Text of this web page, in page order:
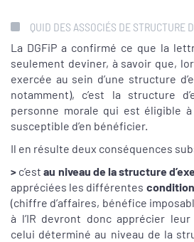
QUID DES ASSOCIÉS DE STRUCTURE
La DGFiP a confirmé ce que la
seulement deviner, à savoir que,
exercée au sein d’une structure
notamment), c’est la structure
personne morale qui est éligible
susceptible d’en bénéficier.
Il en résulte deux conséquences
> c’estau niveau de la structure
appréciées les différentes
(chiffre d’affaires, bénéfice
à l’IR devront donc apprécier
celui déterminé au niveau de la